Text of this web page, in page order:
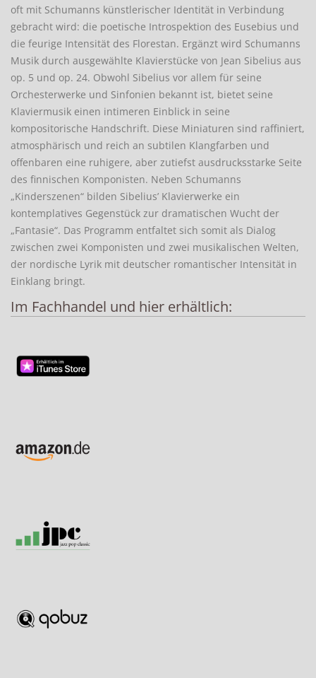
oft mit Schumanns künstlerischer Identität in Verbindung
gebracht wird: die poetische Introspektion des Eusebius und
die feurige Intensität des Florestan. Ergänzt wird Schumanns
Musik durch ausgewählte Klavierstücke von Jean Sibelius aus
op. 5 und op. 24. Obwohl Sibelius vor allem für seine
Orchesterwerke und Sinfonien bekannt ist, bietet seine
Klaviermusik einen intimeren Einblick in seine
kompositorische Handschrift. Diese Miniaturen sind raffiniert,
atmosphärisch und reich an subtilen Klangfarben und
offenbaren eine ruhigere, aber zutiefst ausdrucksstarke Seite
des finnischen Komponisten. Neben Schumanns
„Kinderszenen“ bilden Sibelius’ Klavierwerke ein
kontemplatives Gegenstück zur dramatischen Wucht der
„Fantasie“. Das Programm entfaltet sich somit als Dialog
zwischen zwei Komponisten und zwei musikalischen Welten,
der nordische Lyrik mit deutscher romantischer Intensität in
Einklang bringt.
Im Fachhandel und hier erhältlich: